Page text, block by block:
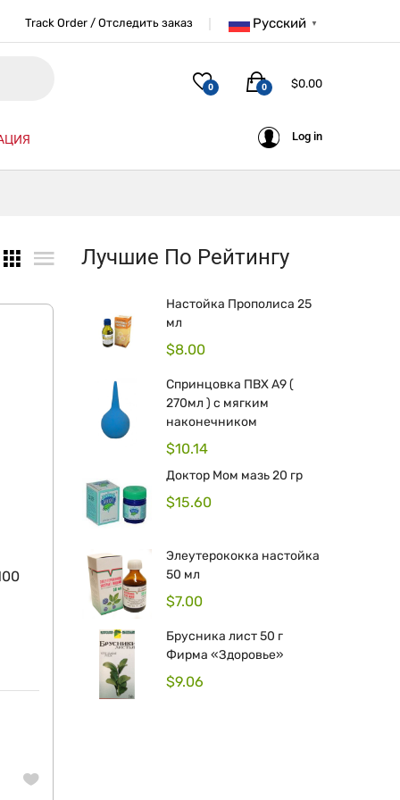
Русский ▼
Track Order / Отследить заказ
0 $0.00
0
Log in
Лучшие По Рейтингу
Настойка Прополиса 25
мл
$8.00
Спринцовка ПВХ А9 (
270мл ) с мягким
наконечником
$10.14
Доктор Мом мазь 20 гр
$15.60
Элеутерококка настойка
50 мл
$7.00
Брусника лист 50 г
Фирма «Здоровье»
$9.06